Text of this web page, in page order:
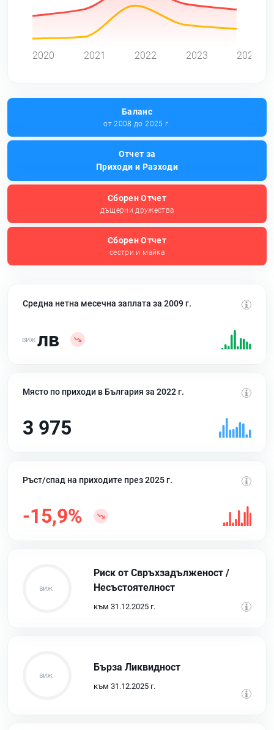
2020 2021 2022 2023 2024
Баланс
от 2008 до 2025 г.
Отчет за
Приходи и Разходи
Сборен Отчет
дъщерни дружества
Сборен Отчет
сестри и майка
Средна нетна месечна заплата за 2009 г.
лв
Място по приходи в България за 2022 г.
3 975
Ръст/спад на приходите през 2025 г.
-15,9%
Риск от Свръхзадълженост /
Несъстоятелност
към 31.12.2025 г.
Бърза Ликвидност
към 31.12.2025 г.